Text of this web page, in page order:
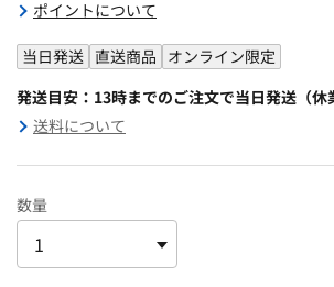
ポイントについて
当日発送 直送商品 オンライン限定
発送目安：13時までのご注文で当日発送（休
送料について
数量